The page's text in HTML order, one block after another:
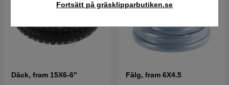
Fortsätt på gräsklipparbutiken.se
Däck, fram 15X6-6" Fälg, fram 6X4.5